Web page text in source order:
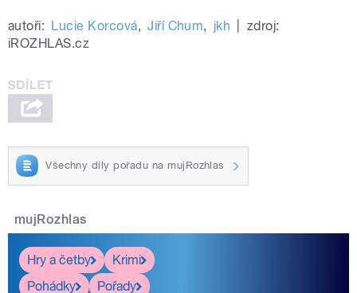
autoři: Lucie Korcová, Jiří Chum, jkh
zdroj:
iROZHLAS.cz
Všechny díly pořadu na mujRozhlas
mujRozhlas
Hry a četby
Krimi
Pohádky
Pořady